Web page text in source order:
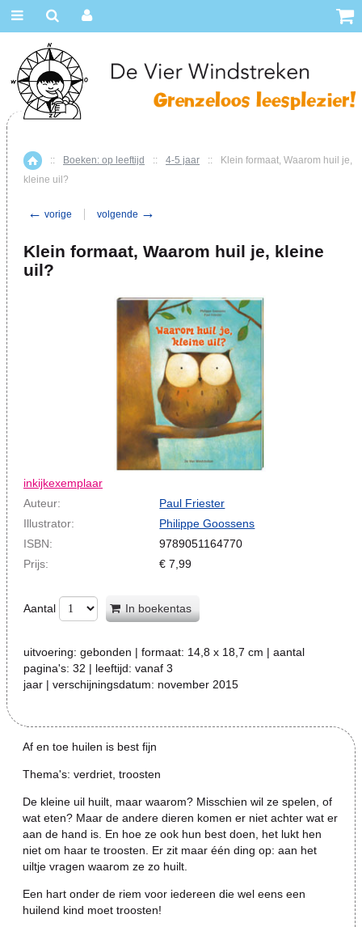
Home
:: Boeken: op leeftijd :: 4-5 jaar ::
Klein formaat, Waarom huil je,
kleine uil?
← vorige volgende →
Klein formaat, Waarom huil je, kleine
uil?
inkijkexemplaar
Auteur:
Paul Friester
Illustrator:
Philippe Goossens
ISBN:
9789051164770
Prijs:
€7,99
Aantal In boekentas
uitvoering: gebonden | formaat: 14,8 x 18,7 cm | aantal
pagina's: 32 | leeftijd: vanaf 3
jaar | verschijningsdatum: november 2015
Af en toe huilen is best fijn
Thema's: verdriet, troosten
De kleine uil huilt, maar waarom? Misschien wil ze spelen, of
wat eten? Maar de andere dieren komen er niet achter wat er
aan de hand is. En hoe ze ook hun best doen, het lukt hen
niet om haar te troosten. Er zit maar één ding op: aan het
uiltje vragen waarom ze zo huilt.
Een hart onder de riem voor iedereen die wel eens een
huilend kind moet troosten!